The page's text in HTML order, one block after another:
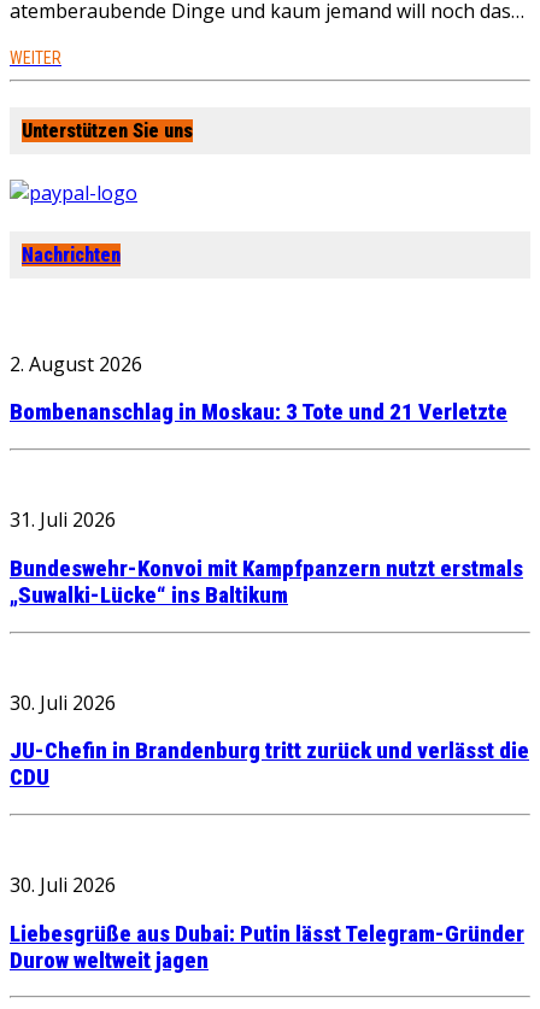
atemberaubende Dinge und kaum jemand will noch das…
WEITER
Unterstützen Sie uns
Nachrichten
2. August 2026
Bombenanschlag in Moskau: 3 Tote und 21 Verletzte
31. Juli 2026
Bundeswehr-Konvoi mit Kampfpanzern nutzt erstmals
„Suwalki-Lücke“ ins Baltikum
30. Juli 2026
JU-Chefin in Brandenburg tritt zurück und verlässt die
CDU
30. Juli 2026
Liebesgrüße aus Dubai: Putin lässt Telegram-Gründer
Durow weltweit jagen